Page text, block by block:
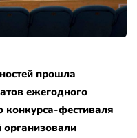
прошла
ежегодного
конкурса-фестиваля